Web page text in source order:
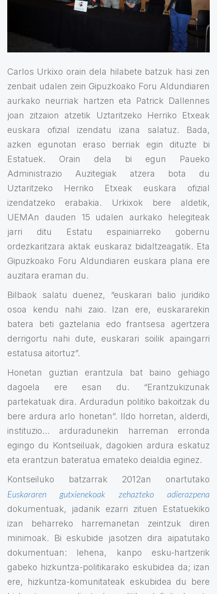
Carlos Urkixo orain dela hilabete batzuk hasi zen
zenbait udalen zein Gipuzkoako Foru Aldundiaren
aurkako neurriak hartzen eta Patrick Dallennes
joan zitzaion atzetik Uztaritzeko Herriko Etxeak
euskara ofizial izendatu izana salatuz. Bada,
azken egunotan eraso berriak egin dituzte bi
Estatuek. Orain dela bi egun Paueko
Administrazio Auzitegiak atzera bota du
Uztaritzeko Herriko Etxeak euskara ofizial
izendatzeko erabakia. Urkixok bere aldetik,
UEMAn dauden 15 udalen aurkako helegiteak
jarri ditu Estatu espainiarreko gobernu
ordezkaritzara aktak euskaraz bidaltzeagatik. Eta
Gipuzkoako Foru Aldundiaren euskara plana ere
auzitara eraman du.
Bilbaok salatu duenez, “euskarari balio juridiko
osoa kendu nahi zaio. Izan ere, euskararekin
batera beti gaztelania edo frantsesa agertzera
derrigortu nahi dute, euskarari soilik apaingarri
estatusa aitortuz”.
Honetan guztian erantzula bat baino gehiago
dagoela ere esan du. “Erantzukizunak
partekatuak dira. Arduradun politiko bakoitzak du
bere ardura arlo honetan”. Ildo horretan, alderdi,
instituzio… arduradunekin harreman erronda
egingo du Kontseiluak, dagokien ardura eskatuz
eta erantzun bateratua emateko deialdia eginez.
Kontseiluko batzarrak 2012an onartutako
Euskararen gutxienekoak zehazteko adierazpena
dokumentuak, jadanik ezarri zituen Estatuekiko
izan beharreko harremanetan zeintzuk diren
minimoak. Bi eskubide jasotzen dira aipatutako
dokumentuan: lehena, kanpo esku-hartzerik
gabeko hizkuntza-politikarako eskubidea da; izan
ere, hizkuntza-komunitateak eskubidea du bere